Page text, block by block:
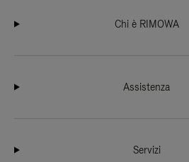
Chi è RIMOWA
Assistenza
Servizi